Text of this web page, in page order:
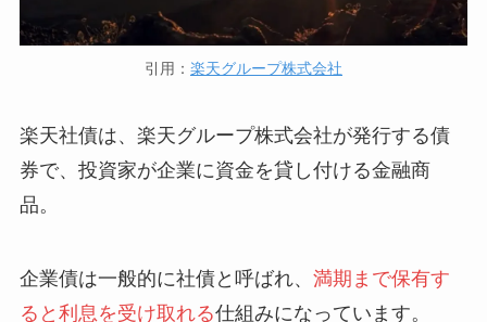
引用： 楽天グループ株式会社
楽天社債は、楽天グループ株式会社が発行する債
券で、投資家が企業に資金を貸し付ける金融商
品。
企業債は一般的に社債と呼ばれ、 満期まで保有す
ると利息を受け取れる仕組みになっています。